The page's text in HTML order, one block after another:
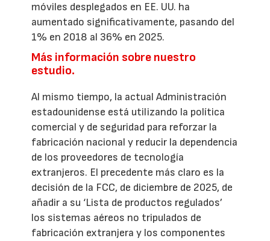
móviles desplegados en EE. UU. ha
aumentado significativamente, pasando del
1% en 2018 al 36% en 2025.
Más información sobre nuestro
estudio.
Al mismo tiempo, la actual Administración
estadounidense está utilizando la política
comercial y de seguridad para reforzar la
fabricación nacional y reducir la dependencia
de los proveedores de tecnología
extranjeros. El precedente más claro es la
decisión de la FCC, de diciembre de 2025, de
añadir a su ‘Lista de productos regulados’
los sistemas aéreos no tripulados de
fabricación extranjera y los componentes